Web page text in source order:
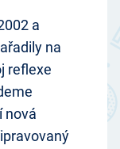
a
na
reflexe
nová